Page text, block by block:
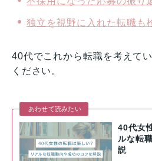
独立を視野に入れた転職も
40代でこれから転職を考えて
ください。
あわせて読みたい
40代女
ルな転
説